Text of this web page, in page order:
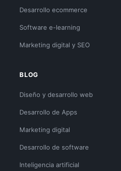
Desarrollo ecommerce
Software e-learning
Marketing digital y SEO
BLOG
Diseño y desarrollo web
Desarrollo de Apps
Marketing digital
Desarrollo de software
Inteligencia artificial